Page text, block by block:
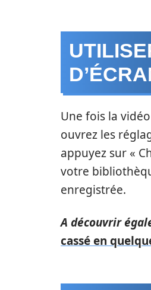
Une fois la
ouvrez les
appuyez sur «
votre
enregistrée.
A découvrir
cassé en